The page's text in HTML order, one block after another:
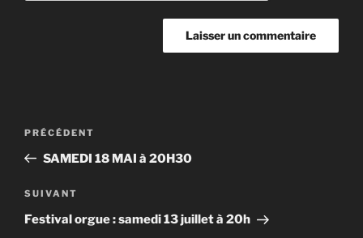
Navigation
l’article
Article
précédent
PRÉCÉDENT
SAMEDI 18 MAI à 20H30
Article
suivant
SUIVANT
Festival orgue : samedi 13 juillet à 20h